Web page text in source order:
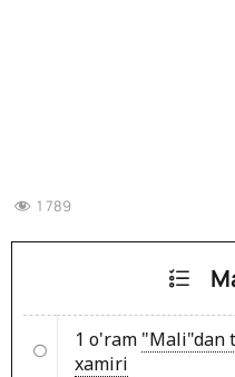
1 789
1 o'ram "Mali"dan
xamiri